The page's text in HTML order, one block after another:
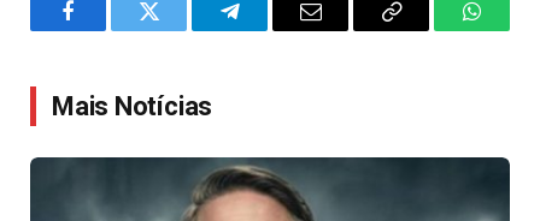
FacebookTwitter TelegramEmail
Copy
Mais Notícias